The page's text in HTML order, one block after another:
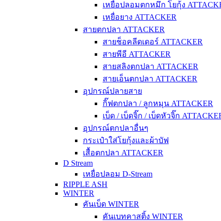
เหยื่อปลอมตกหมึก โยกุ้ง
เหยื่อยาง ATTACKER
สายตกปลา ATTACKER
สายช็อคลีดเดอร์ ATTACKER
สายพีอี ATTACKER
สายสลิงตกปลา ATTACKER
สายเอ็นตกปลา ATTACKER
อุปกรณ์ปลายสาย
กิ๊ฟตกปลา / ลูกหมุน ATTACKER
เบ็ด / เบ็ดจิ๊ก / เบ็ดหัวจิ๊ก
อุปกรณ์ตกปลาอื่นๆ
กระเป๋าใส่โยกุ้งและผ้าบัฟ
เสื้อตกปลา ATTACKER
D Stream
เหยื่อปลอม D-Stream
RIPPLE ASH
WINTER
คันเบ็ด WINTER
คันเบทคาสติ้ง WINTER